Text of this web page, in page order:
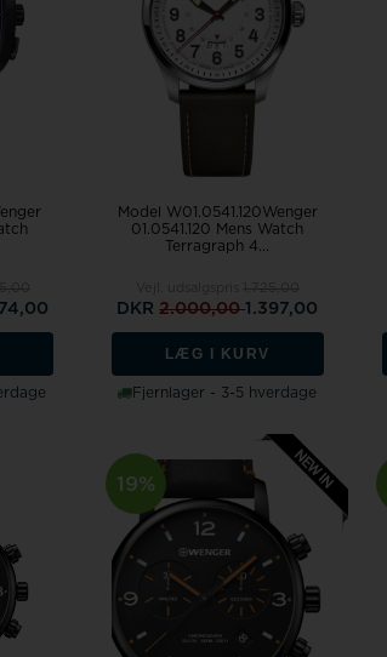
Jacques Lemans
Kenneth cole
Military
Model W01.0541.120Wenger
01.0541.120 Mens Watch
Terragraph 4...
DKR2.000,001.397,00
LÆG I KURV
Fjernlager - 3-5 hverdage
19%